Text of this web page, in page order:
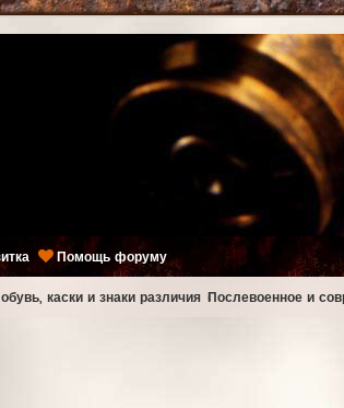
Помощь форуму
каски и знаки различия Послевоенное и